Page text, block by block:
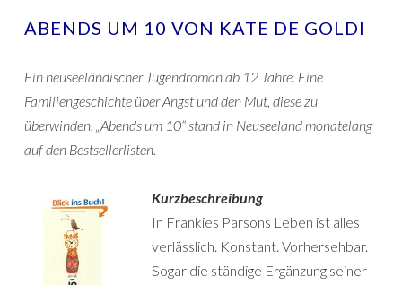
ABENDS UM 10 VON KATE DE GOLDI
Ein neuseeländischer Jugendroman ab 12 Jahre. Eine
Familiengeschichte über Angst und den Mut, diese zu
überwinden. „Abends um 10“ stand in Neuseeland monatelang
auf den Bestsellerlisten.
Kurzbeschreibung
In Frankies Parsons Leben ist alles
verlässlich. Konstant. Vorhersehbar.
Sogar die ständige Ergänzung seiner